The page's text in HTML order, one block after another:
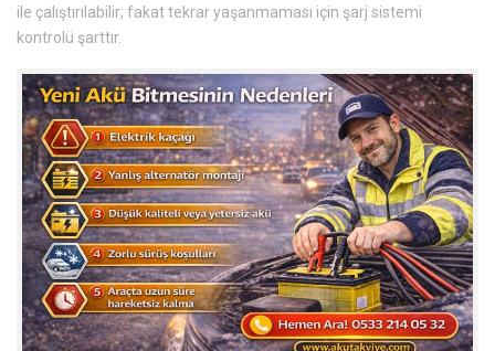
ile çalıştırılabilir; fakat tekrar yaşanmaması için şarj sistemi
kontrolü şarttır.